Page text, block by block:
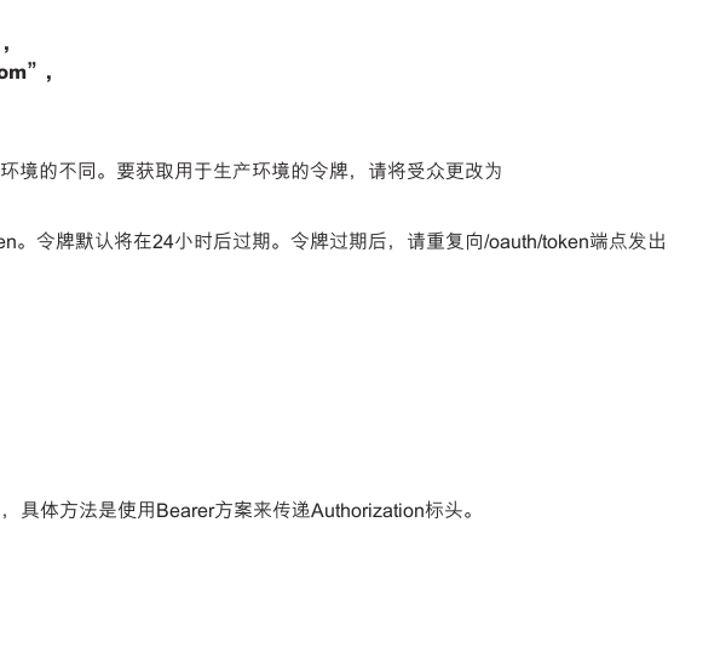
境的不同。要获取用于生产环境的令牌，请将受众更改为
令牌默认将在24小时后过期。令牌过期后，请重复向/oauth/token端点发出
具体方法是使用Bearer方案来传递Authorization标头。